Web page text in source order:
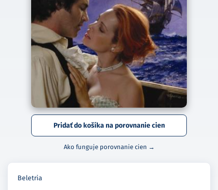
Pridať do košíka na porovnanie cien
Ako funguje porovnanie cien →
Beletria